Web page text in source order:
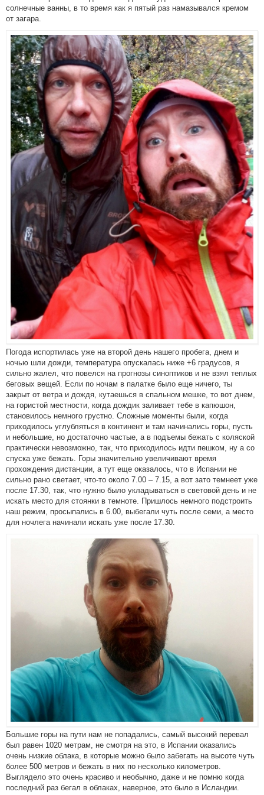
солнечные ванны, в то время как я пятый раз намазывался кремом
от загара.
Погода испортилась уже на второй день нашего пробега, днем и
ночью шли дожди, температура опускалась ниже +6 градусов, я
сильно жалел, что повелся на прогнозы синоптиков и не взял теплых
беговых вещей. Если по ночам в палатке было еще ничего, ты
закрыт от ветра и дождя, кутаешься в спальном мешке, то вот днем,
на гористой местности, когда дождик заливает тебе в капюшон,
становилось немного грустно. Сложные моменты были, когда
приходилось углубляться в континент и там начинались горы, пусть
и небольшие, но достаточно частые, а в подъемы бежать с коляской
практически невозможно, так, что приходилось идти пешком, ну а со
спуска уже бежать. Горы значительно увеличивают время
прохождения дистанции, а тут еще оказалось, что в Испании не
сильно рано светает, что-то около 7.00 – 7.15, а вот зато темнеет уже
после 17.30, так, что нужно было укладываться в световой день и не
искать место для стоянки в темноте. Пришлось немного подстроить
наш режим, просыпались в 6.00, выбегали чуть после семи, а место
для ночлега начинали искать уже после 17.30.
Большие горы на пути нам не попадались, самый высокий перевал
был равен 1020 метрам, не смотря на это, в Испании оказались
очень низкие облака, в которые можно было забегать на высоте чуть
более 500 метров и бежать в них по несколько километров.
Выглядело это очень красиво и необычно, даже и не помню когда
последний раз бегал в облаках, наверное, это было в Исландии.